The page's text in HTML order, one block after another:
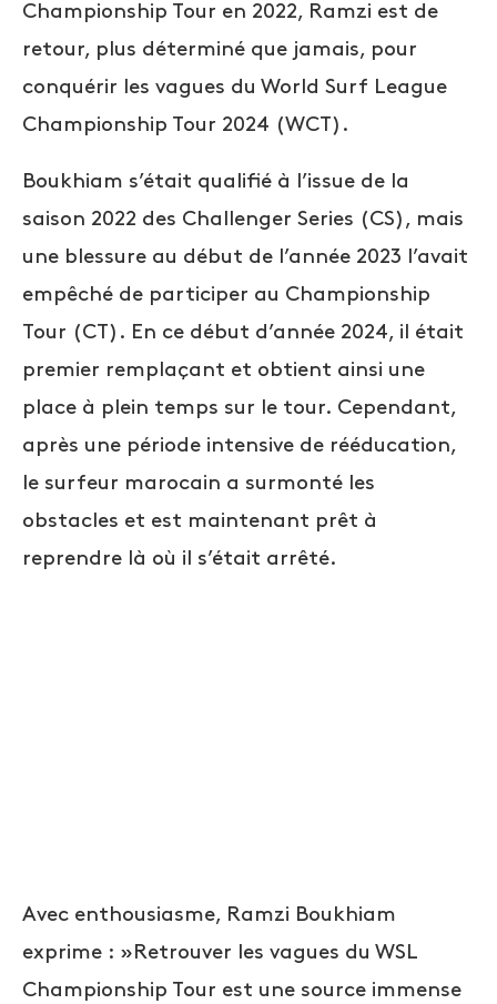
Championship Tour en 2022, Ramzi est de
retour, plus déterminé que jamais, pour
conquérir les vagues du World Surf League
Championship Tour 2024 (WCT).
Boukhiam s’était qualifié à l’issue de la
saison 2022 des Challenger Series (CS), mais
une blessure au début de l’année 2023 l’avait
empêché de participer au Championship
Tour (CT). En ce début d’année 2024, il était
premier remplaçant et obtient ainsi une
place à plein temps sur le tour. Cependant,
après une période intensive de rééducation,
le surfeur marocain a surmonté les
obstacles et est maintenant prêt à
reprendre là où il s’était arrêté.
Avec enthousiasme, Ramzi Boukhiam
exprime : »Retrouver les vagues du WSL
Championship Tour est une source immense